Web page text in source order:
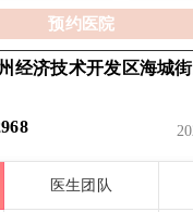
预约医院
经济技术开发区海城
医生团队